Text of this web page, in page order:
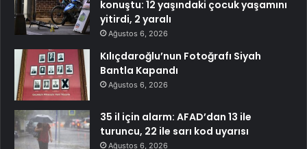
konuştu: 12 yaşındaki çocuk yaşamını
yitirdi, 2 yaralı
Ağustos 6, 2026
Kılıçdaroğlu’nun Fotoğrafı Siyah
Bantla Kapandı
Ağustos 6, 2026
35 il için alarm: AFAD’dan 13 ile
turuncu, 22 ile sarı kod uyarısı
Ağustos 6, 2026